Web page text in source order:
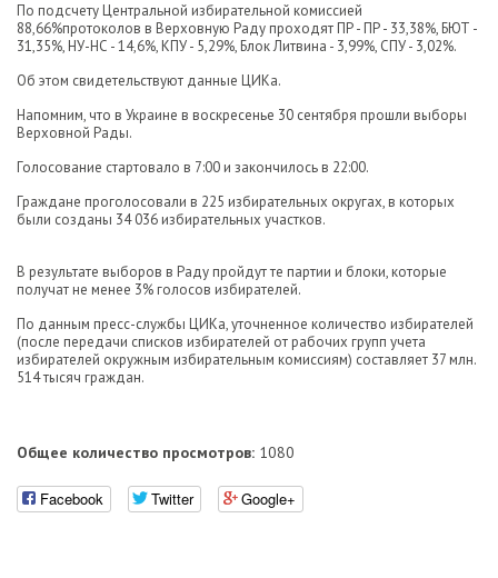
По подсчету Центральной избирательной комиссией
88,66%протоколов в Верховную Раду проходят ПР - ПР - 33,38%, БЮТ -
31,35%, НУ-НС - 14,6%, КПУ - 5,29%, Блок Литвина - 3,99%, СПУ - 3,02%.
Об этом свидетельствуют данные ЦИКа.
Напомним, что в Украине в воскресенье 30 сентября прошли выборы
Верховной Рады.
Голосование стартовало в 7:00 и закончилось в 22:00.
Граждане проголосовали в 225 избирательных округах, в которых
были созданы 34 036 избирательных участков.
В результате выборов в Раду пройдут те партии и блоки, которые
получат не менее 3% голосов избирателей.
По данным пресс-службы ЦИКа, уточненное количество избирателей
(после передачи списков избирателей от рабочих групп учета
избирателей окружным избирательным комиссиям) составляет 37 млн.
514 тысяч граждан.
Общее количество просмотров: 1080
Facebook Twitter Google+